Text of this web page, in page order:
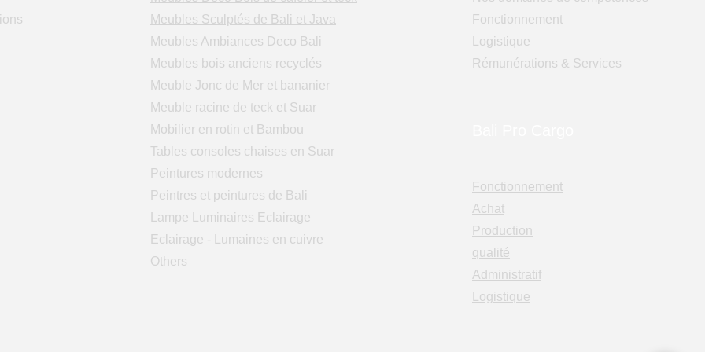
Meubles Sculptés de Bali et Java
Meubles Ambiances Deco Bali
Meubles bois anciens recyclés
Meuble Jonc de Mer et bananier
Meuble racine de teck et Suar
Mobilier en rotin et Bambou
Tables consoles chaises en Suar
Peintures modernes
Peintres et peintures de Bali
Lampe Luminaires Eclairage
Eclairage - Lumaines en cuivre
Others
Fonctionnement
Logistique
Rémunérations & Services
Fonctionnement
Achat
Production
qualité
Administratif
Logistique